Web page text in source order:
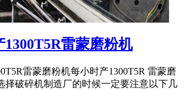
1300T5R雷蒙磨粉机
雷蒙磨粉机每小时产1300T5R 雷蒙磨
择破碎机制造厂的时候一定要注意以下几